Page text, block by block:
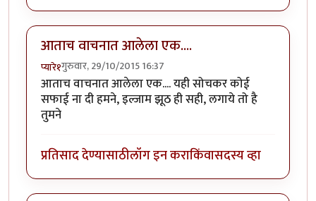
आताच वाचनात आलेला एक....
प्यारे१गुरुवार, 29/10/2015 16:37
आताच वाचनात आलेला एक.... यही सोचकर कोई
सफाई ना दी हमने, इल्जाम झूठ ही सही, लगाये तो है
तुमने
प्रतिसाद देण्यासाठीलॉग इन कराकिंवासदस्य व्हा